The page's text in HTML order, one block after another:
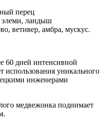
перец
элеми, ландыш
ветивер, амбра, мускус.
60 дней интенсивной
использования уникального
инженерами
медвежонка поднимает